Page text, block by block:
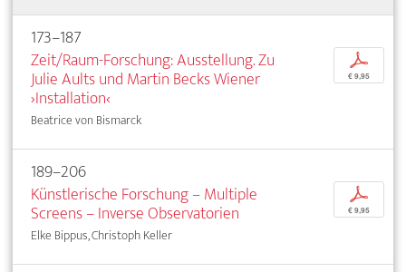
173–187
Zeit/Raum-Forschung: Ausstellung. Zu
Julie Aults und Martin Becks Wiener
›Installation‹
Beatrice von Bismarck
p
€ 9,95
189–206
Künstlerische Forschung – Multiple
Screens – Inverse Observatorien
Elke Bippus, Christoph Keller
p
€ 9,95